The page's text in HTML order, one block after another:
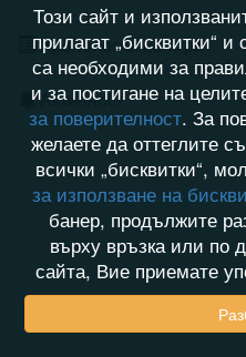
Хронология на игри
Активност
Този сайт и
прилагат „бисквитки“
са необходими за
и за постигане на
за поверителност. За
желаете да оттеглите
всички „бисквитки“,
за използване на
банер, продължите
върху връзка или по
сайта, Вие приемате